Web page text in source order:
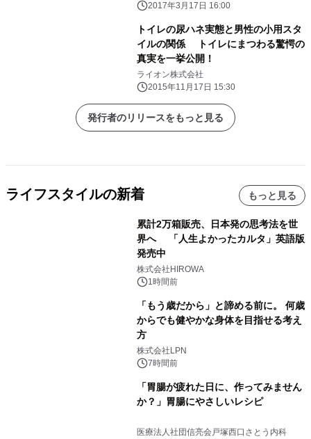
ザ”があった！
2017年3月17日 16:00
トイレの尿ハネ実態と男性の小用スタ
イルの関係 トイレにまつわる驚愕の
真実を一挙公開！
ライオン株式会社
2015年11月17日 15:30
発行者のリリースをもっと見る
ライフスタイルの新着 もっと見る
累計2万箱販売、日本発の思考法を世
界へ 「人生よかったカルタ」英語版
発売中
株式会社HIROWA
1時間前
「もう歳だから」と諦める前に。 何歳
からでも健やかな身体を目指せる考え
方
株式会社LPN
7時間前
「胃腸が疲れた日に、作ってみません
か？」胃腸にやさしいレシピ
医療法人社団信亮会戸塚西口さとう内科